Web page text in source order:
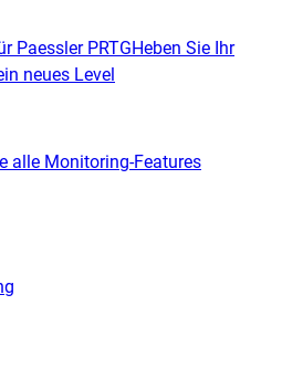
Paessler PRTGHeben Sie Ihr
neues Level
alle Monitoring-Features